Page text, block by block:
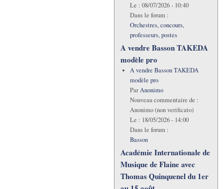
Le : 08/07/2026 - 10:40
Dans le forum :
Orchestres, concours,
professeurs, postes
A vendre Basson TAKEDA
modèle pro
A vendre Basson TAKEDA
modèle pro
ParAnonimo
Nouveau commentaire de :
Anonimo (non verificato)
Le : 18/05/2026 - 14:00
Dans le forum :
Basson
Académie Internationale de
Musique de Flaine avec
Thomas Quinquenel du 1er